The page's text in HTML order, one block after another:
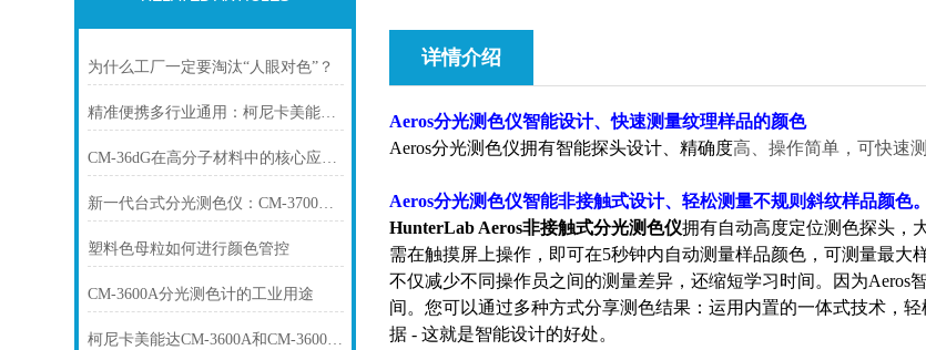
为什么工厂一定要淘汰“人眼对色”？
精准便携多行业通用：柯尼卡美能达CM-17d分光测色仪四大行业质控方案
CM‑36dG在高分子材料中的核心应用及性能优势探析
新一代台式分光测色仪：CM-3700Aplus,全面赋能汽车行业色彩品质管控
塑料色母粒如何进行颜色管控
CM-3600A分光测色计的工业用途
柯尼卡美能达CM-3600A和CM-3600d性能比较
详情介绍
Aeros分光测色仪智能设计、快速测量纹理样品的颜色
Aeros分光测色仪拥有智能探头设计 、精确度高、操作简单，可快速
Aeros分光测色仪智能非接触式设计、轻松测量不规则斜纹样品颜色。
HunterLab Aeros非接触式分光测色仪拥有自动高度定位测色探头，
需在触摸屏上操作，即可在5秒钟内自动测量样品颜色，可测量最大
不仅减少不同操作员之间的测量差异，还缩短学习时间。因为
间。您可以通过多种方式分享测色结果：运用内置的一体式技术，
据 - 这就是智能设计的好处。